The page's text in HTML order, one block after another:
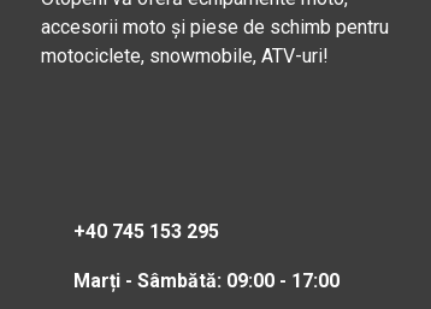
accesorii moto și piese de schimb pentru
motociclete, snowmobile, ATV-uri!
+40 745 153 295
Marți - Sâmbătă: 09:00 - 17:00